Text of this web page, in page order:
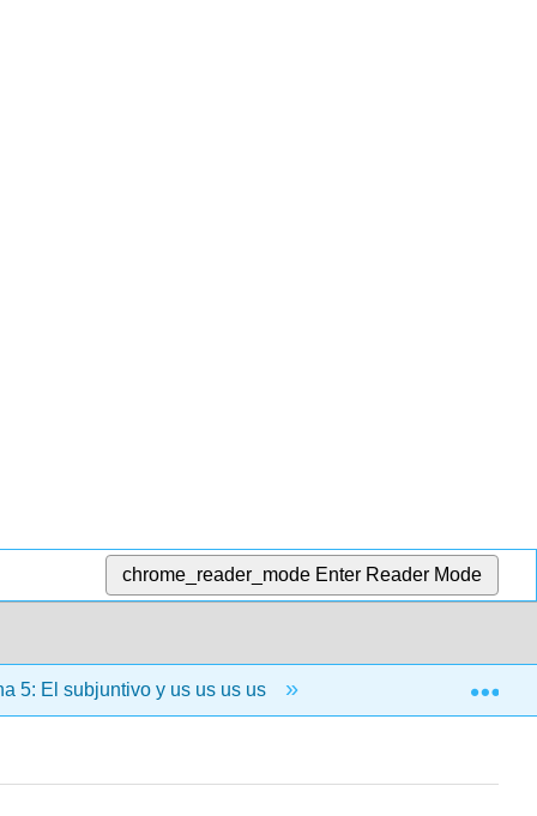
chrome_reader_mode Enter Reader Mode
5: El subjuntivo y us us us us 5.2: El subjuntivo